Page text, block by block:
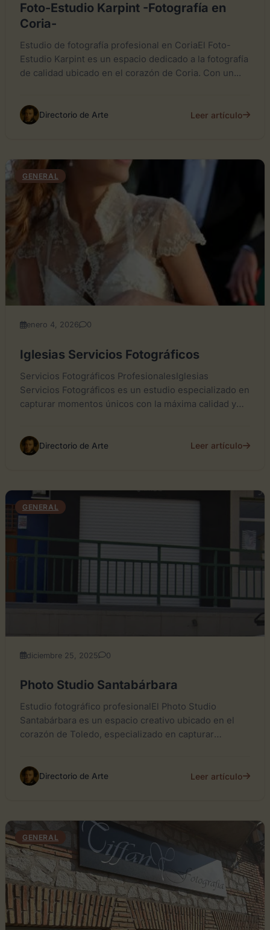
Foto-Estudio Karpint -Fotografía en
Coria-
Estudio de fotografía profesional en CoriaEl Foto-
Estudio Karpint es un espacio dedicado a la fotografía
de calidad ubicado en el corazón de Coria. Con un...
Directorio de Arte Leer artículo
GENERAL
enero 4, 2026 0
Iglesias Servicios Fotográficos
Servicios Fotográficos ProfesionalesIglesias
Servicios Fotográficos es un estudio especializado en
capturar momentos únicos con la máxima calidad y
Directorio de Arte Leer artículo
GENERAL
diciembre 25, 2025 0
Photo Studio Santabárbara
Estudio fotográfico profesionalEl Photo Studio
Santabárbara es un espacio creativo ubicado en el
corazón de Toledo, especializado en capturar
Directorio de Arte Leer artículo
GENERAL